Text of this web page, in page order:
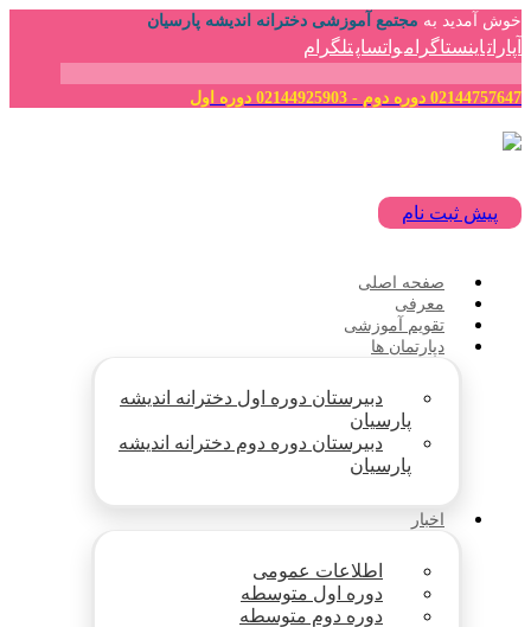
خوش آمدید به مجتمع آموزشی دخترانه اندیشه پارسیان
آپاراتاینستاگرامواتساپتلگرام
02144757647 دوره دوم - 02144925903 دوره اول
پیش ثبت نام
صفحه اصلی
معرفی
تقویم آموزشی
دپارتمان ها
دبیرستان دوره اول دخترانه اندیشه
پارسیان
دبیرستان دوره دوم دخترانه اندیشه
پارسیان
اخبار
اطلاعات عمومی
دوره اول متوسطه
دوره دوم متوسطه